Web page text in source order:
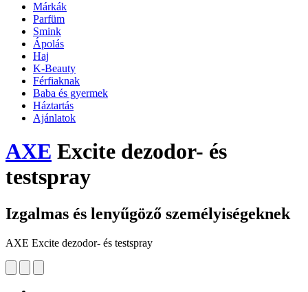
Márkák
Parfüm
Smink
Ápolás
Haj
K-Beauty
Férfiaknak
Baba és gyermek
Háztartás
Ajánlatok
AXE Excite dezodor- és
testspray
Izgalmas és lenyűgöző személyiségeknek
AXE Excite dezodor- és testspray